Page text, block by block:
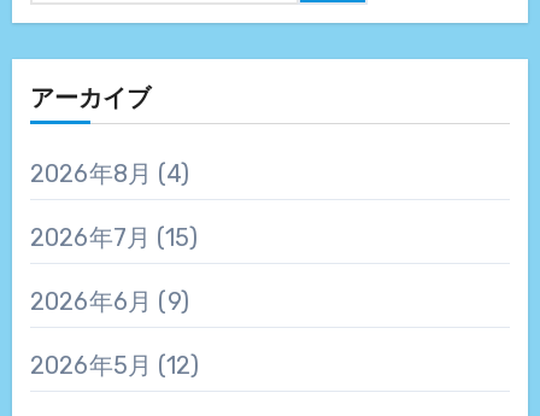
アーカイブ
2026年8月 (4)
2026年7月 (15)
2026年6月 (9)
2026年5月 (12)